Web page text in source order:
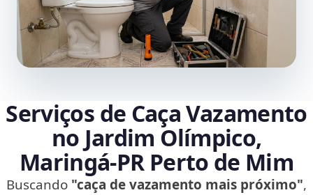
Serviços de Caça Vazamento
no Jardim Olímpico,
Maringá‑PR Perto de Mim
Buscando "caça de vazamento mais próximo",